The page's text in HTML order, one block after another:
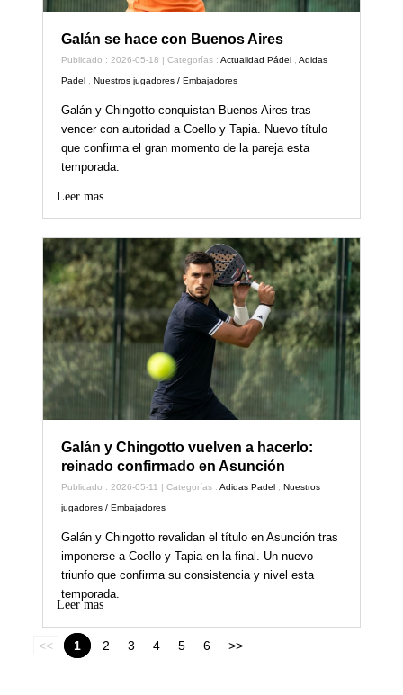
Galán se hace con Buenos Aires
Publicado : 2026-05-18 | Categorías :Actualidad Pádel ,Adidas
Padel , Nuestros jugadores / Embajadores
Galán y Chingotto conquistan Buenos Aires tras
vencer con autoridad a Coello y Tapia. Nuevo título
que confirma el gran momento de la pareja esta
temporada.
Leer mas
Galán y Chingotto vuelven a hacerlo:
reinado confirmado en Asunción
Publicado : 2026-05-11 | Categorías :Adidas Padel ,Nuestros
jugadores / Embajadores
Galán y Chingotto revalidan el título en Asunción tras
imponerse a Coello y Tapia en la final. Un nuevo
triunfo que confirma su consistencia y nivel esta
temporada.
Leer mas
<< 1 2 3 4 5 6 >>